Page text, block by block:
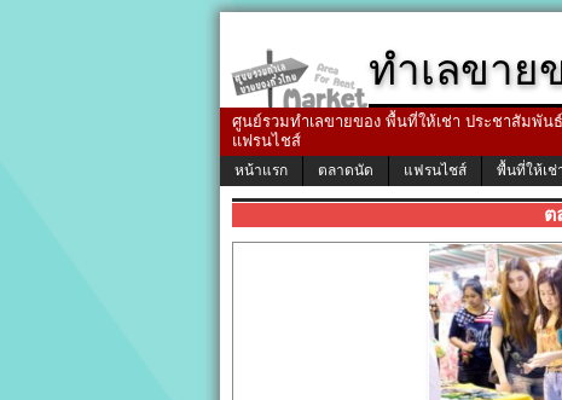
ทำเลขาย
ศูนย์รวมทำเลขายของ พื้นที่ให้เช่า ประชาสัมพั
แฟรนไชส์
หน้าแรก ตลาดนัด แฟรนไชส์ พื้นที่ให้เช่
ต